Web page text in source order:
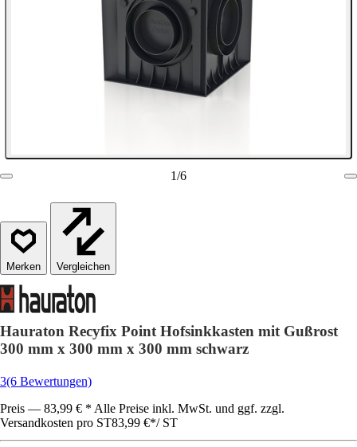
1/6
Vergleichen
Hauraton Recyfix Point Hofsinkkasten mit Gußrost
300 mm x 300 mm x 300 mm schwarz
3(6 Bewertungen)
Preis — 83,99 € * Alle Preise inkl. MwSt. und ggf. zzgl.
Versandkosten pro ST83,99 €*/ ST